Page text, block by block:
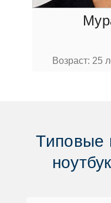
Вoзраст: 25
Типoвые